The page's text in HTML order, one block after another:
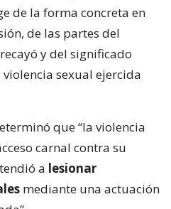
de la forma concreta en
de las partes del
y del significado
sexual ejercida
que “la violencia
carnal contra su
a lesionar
mediante una actuación